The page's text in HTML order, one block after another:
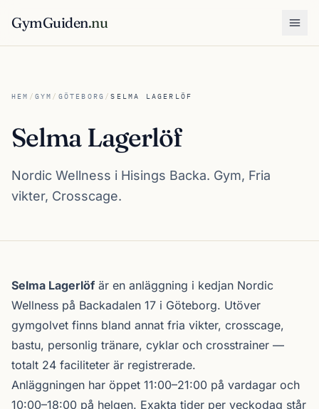
GymGuiden.nu
HEM / GYM / GÖTEBORG /SELMA LAGERLÖF
Selma Lagerlöf
Nordic Wellness i Hisings Backa. Gym, Fria
vikter, Crosscage.
Om Selma Lagerlöf
Selma Lagerlöf är en anläggning i kedjan Nordic
Wellness på Backadalen 17 i Göteborg. Utöver
gymgolvet finns bland annat fria vikter, crosscage,
bastu, personlig tränare, cyklar och crosstrainer —
totalt 24 faciliteter är registrerade.
Anläggningen har öppet 11:00–21:00 på vardagar och
10:00–18:00 på helgen. Exakta tider per veckodag står